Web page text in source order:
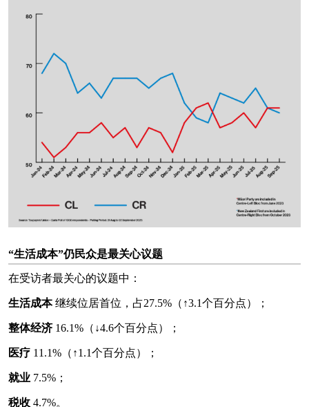
“生活成本”仍民众是最关心议题
在受访者最关心的议题中：
生活成本继续位居首位，占27.5%（↑3.1个百分点）；
整体经济16.1%（↓4.6个百分点）；
医疗 11.1%（↑1.1个百分点）；
就业 7.5%；
税收 4.7%。